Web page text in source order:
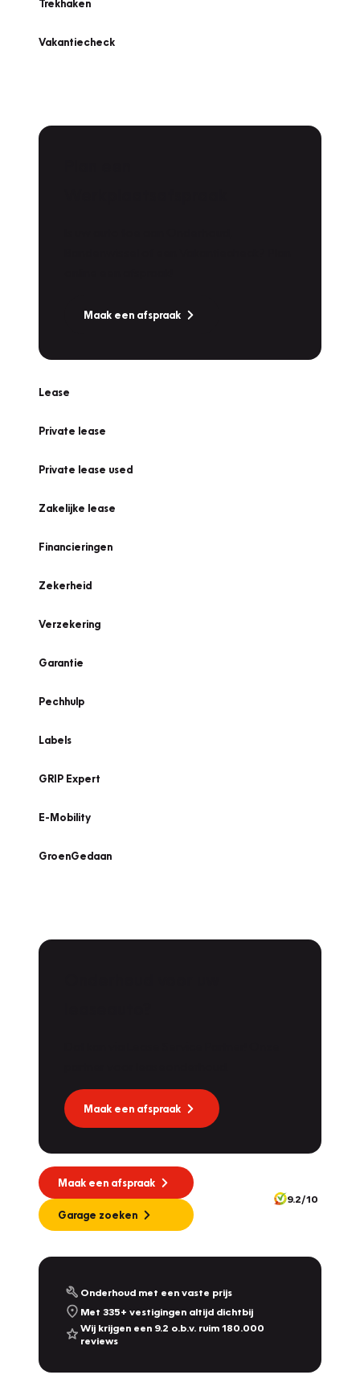
Trekhaken
Vakantiecheck
Maak een afspraak
Lease
Private lease
Private lease used
Zakelijke lease
Financieringen
Zekerheid
Verzekering
Garantie
Pechhulp
Labels
GRIP Expert
E-Mobility
GroenGedaan
Maak een afspraak
Maak een afspraak
Garage zoeken
9.2/10
Onderhoud met een vaste prijs
Met 335+ vestigingen altijd dichtbij
Wij krijgen een 9.2 o.b.v. ruim 180.000
reviews